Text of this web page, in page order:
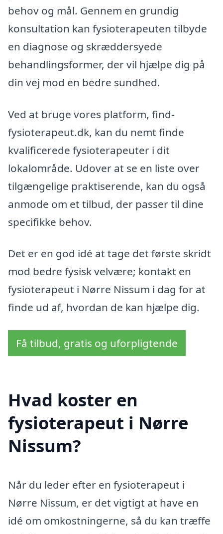
behov og mål. Gennem en grundig
konsultation kan fysioterapeuten tilbyde
en diagnose og skræddersyede
behandlingsformer, der vil hjælpe dig på
din vej mod en bedre sundhed.
Ved at bruge vores platform, find-
fysioterapeut.dk, kan du nemt finde
kvalificerede fysioterapeuter i dit
lokalområde. Udover at se en liste over
tilgængelige praktiserende, kan du også
anmode om et tilbud, der passer til dine
specifikke behov.
Det er en god idé at tage det første skridt
mod bedre fysisk velvære; kontakt en
fysioterapeut i Nørre Nissum i dag for at
finde ud af, hvordan de kan hjælpe dig.
Få tilbud, gratis og uforpligtende
Hvad koster en
fysioterapeut i Nørre
Nissum?
Når du leder efter en fysioterapeut i
Nørre Nissum, er det vigtigt at have en
idé om omkostningerne, så du kan træffe